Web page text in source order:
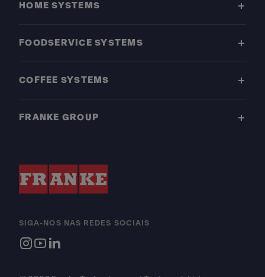
HOME SYSTEMS
FOODSERVICE SYSTEMS
COFFEE SYSTEMS
FRANKE GROUP
SIGA-NOS NAS REDES SOCIAIS